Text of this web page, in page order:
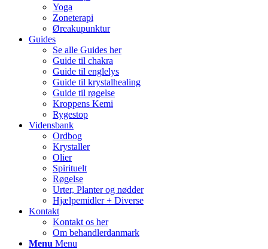
Yoga
Zoneterapi
Øreakupunktur
Guides
Se alle Guides her
Guide til chakra
Guide til englelys
Guide til krystalhealing
Guide til røgelse
Kroppens Kemi
Rygestop
Vidensbank
Ordbog
Krystaller
Olier
Spirituelt
Røgelse
Urter, Planter og nødder
Hjælpemidler + Diverse
Kontakt
Kontakt os her
Om behandlerdanmark
Menu Menu